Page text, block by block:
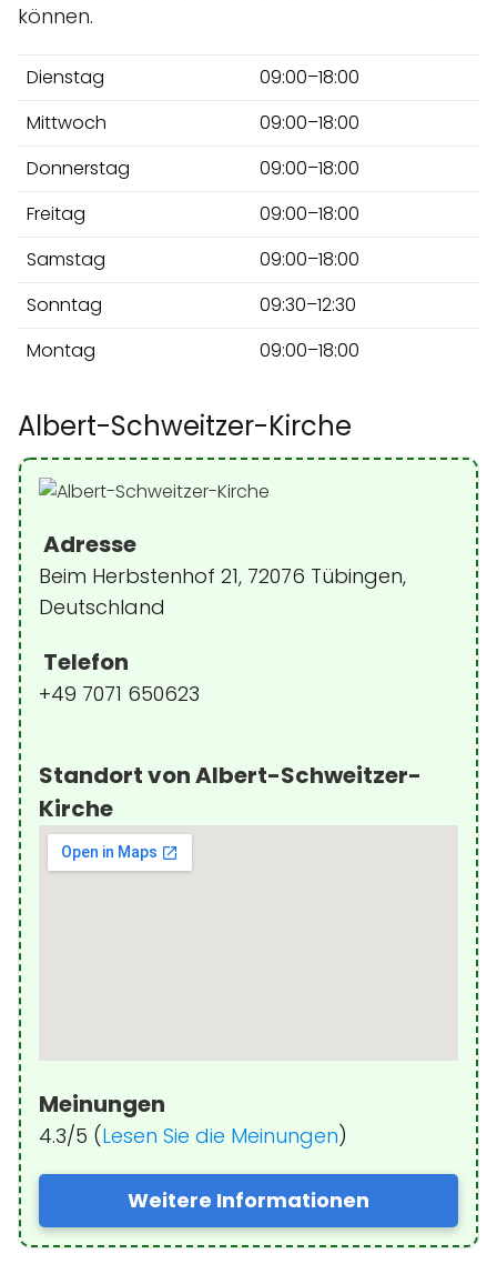
können.
Dienstag
09:00–18:00
Mittwoch
09:00–18:00
Donnerstag
09:00–18:00
Freitag
09:00–18:00
Samstag
09:00–18:00
Sonntag
09:30–12:30
Montag
09:00–18:00
Albert-Schweitzer-Kirche
Adresse
Beim Herbstenhof 21, 72076 Tübingen,
Deutschland
Telefon
+49 7071 650623
Standort von Albert-Schweitzer-
Kirche
Meinungen
4.3/5 (Lesen Sie die Meinungen)
Weitere Informationen